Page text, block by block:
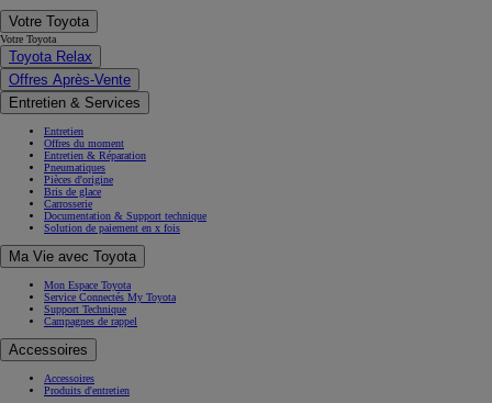
Votre Toyota
Votre Toyota
Toyota Relax
Offres Après-Vente
Entretien & Services
Entretien
Offres du moment
Entretien & Réparation
Pneumatiques
Pièces d'origine
Bris de glace
Carrosserie
Documentation & Support technique
Solution de paiement en x fois
Ma Vie avec Toyota
Mon Espace Toyota
Service Connectés My Toyota
Support Technique
Campagnes de rappel
Accessoires
Accessoires
Produits d'entretien